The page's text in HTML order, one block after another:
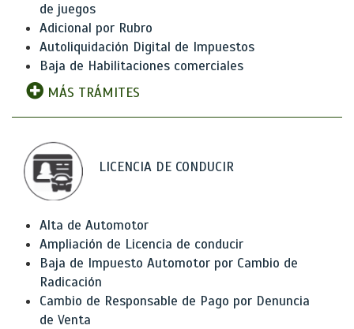
de juegos
Adicional por Rubro
Autoliquidación Digital de Impuestos
Baja de Habilitaciones comerciales
MÁS TRÁMITES
LICENCIA DE CONDUCIR
Alta de Automotor
Ampliación de Licencia de conducir
Baja de Impuesto Automotor por Cambio de
Radicación
Cambio de Responsable de Pago por Denuncia
de Venta